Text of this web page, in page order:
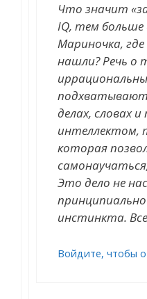
Что значит
IQ, тем больше
Мариночка,
нашли? Речь о
делах, словах
интеллектом,
которая
Это дело не
инстинкта.
Войдите, чтобы